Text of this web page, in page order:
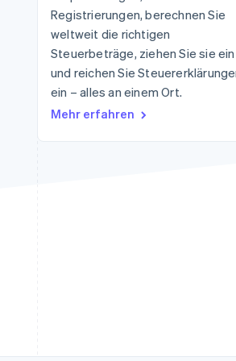
Stripe-
Erfahren Sie,
Lösungen für
Registrierungen, berechnen Sie
weltweit die richtigen
Steuerbeträge, ziehen Sie sie ein
und reichen Sie
ein – alles an einem Ort.
Mehr erfahren